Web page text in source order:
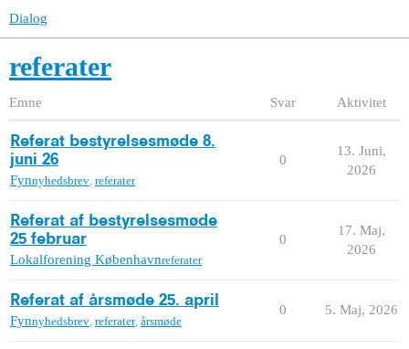
Dialog
referater
Emne Svar Aktivitet
Referat bestyrelsesmøde 8.
juni 26
Fynnyhedsbrev referater
0
13. Juni,
2026
Referat af bestyrelsesmøde
25 februar
Lokalforening Københavnreferater
0
17. Maj,
2026
Referat af årsmøde 25. april
Fynnyhedsbrev referater årsmøde
0 5. Maj, 2026